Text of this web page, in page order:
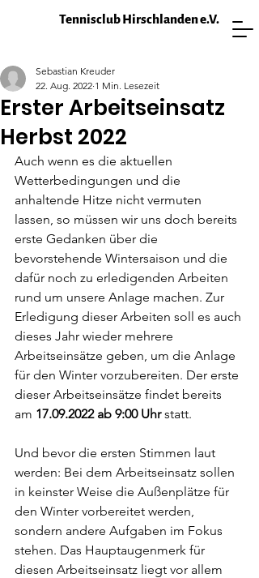
Tennisclub Hirschlanden e.V.
Erster Arbeitseinsatz
Herbst 2022
Sebastian Kreuder
22. Aug. 2022 1 Min. Lesezeit
Auch wenn es die aktuellen
Wetterbedingungen und die
anhaltende Hitze nicht vermuten
lassen, so müssen wir uns doch bereits
erste Gedanken über die
bevorstehende Wintersaison und die
dafür noch zu erledigenden Arbeiten
rund um unsere Anlage machen. Zur
Erledigung dieser Arbeiten soll es auch
dieses Jahr wieder mehrere
Arbeitseinsätze geben, um die Anlage
für den Winter vorzubereiten. Der erste
dieser Arbeitseinsätze findet bereits
am 17.09.2022 ab 9:00 Uhr statt.
Und bevor die ersten Stimmen laut
werden: Bei dem Arbeitseinsatz sollen
in keinster Weise die Außenplätze für
den Winter vorbereitet werden,
sondern andere Aufgaben im Fokus
stehen. Das Hauptaugenmerk für
diesen Arbeitseinsatz liegt vor allem